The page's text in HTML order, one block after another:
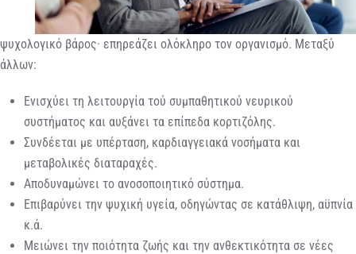
ψυχολογικό βάρος· επηρεάζει ολόκληρο τον οργανισμό. Μεταξύ
άλλων:
Ενισχύει τη λειτουργία τού συμπαθητικού νευρικού
συστήματος και αυξάνει τα επίπεδα κορτιζόλης.
Συνδέεται με υπέρταση, καρδιαγγειακά νοσήματα και
μεταβολικές διαταραχές.
Αποδυναμώνει το ανοσοποιητικό σύστημα.
Επιβαρύνει την ψυχική υγεία, οδηγώντας σε κατάθλιψη, αϋπνία
κ.ά.
Μειώνει την ποιότητα ζωής και την ανθεκτικότητα σε νέες